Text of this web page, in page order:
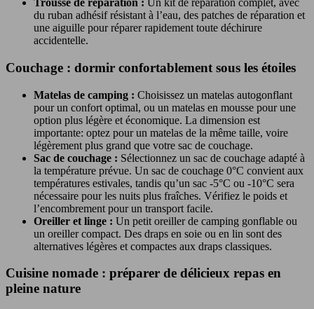
Trousse de réparation : Un kit de réparation complet, avec
du ruban adhésif résistant à l’eau, des patches de réparation et
une aiguille pour réparer rapidement toute déchirure
accidentelle.
Couchage : dormir confortablement sous les étoiles
Matelas de camping : Choisissez un matelas autogonflant
pour un confort optimal, ou un matelas en mousse pour une
option plus légère et économique. La dimension est
importante: optez pour un matelas de la même taille, voire
légèrement plus grand que votre sac de couchage.
Sac de couchage : Sélectionnez un sac de couchage adapté à
la température prévue. Un sac de couchage 0°C convient aux
températures estivales, tandis qu’un sac -5°C ou -10°C sera
nécessaire pour les nuits plus fraîches. Vérifiez le poids et
l’encombrement pour un transport facile.
Oreiller et linge : Un petit oreiller de camping gonflable ou
un oreiller compact. Des draps en soie ou en lin sont des
alternatives légères et compactes aux draps classiques.
Cuisine nomade : préparer de délicieux repas en
pleine nature